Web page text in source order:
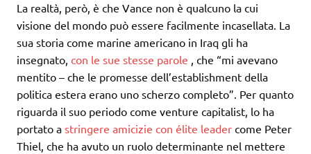
La realtà, però, è che Vance non è qualcuno la cui
visione del mondo può essere facilmente incasellata. La
sua storia come marine americano in Iraq gli ha
insegnato, con le sue stesse parole , che “mi avevano
mentito – che le promesse dell’establishment della
politica estera erano uno scherzo completo”. Per quanto
riguarda il suo periodo come venture capitalist, lo ha
portato a stringere amicizie con élite leader come Peter
Thiel, che ha avuto un ruolo determinante nel mettere